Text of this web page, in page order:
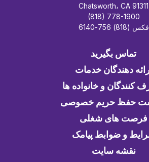
Chatsworth، CA 91311
(818) 778-1900
فکس (818) 756-6140
تماس بگیرید
دهندگان خدمات
کنندگان و خانواده ها
حفظ حریم خصوصی
فرصت های شغلی
و ضوابط پیامک
نقشه سایت